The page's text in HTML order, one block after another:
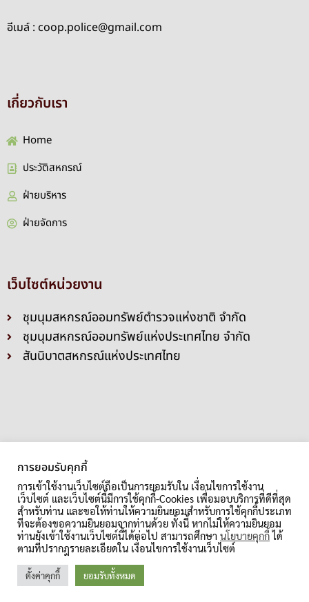
อีเมล์ : coop.police@gmail.com
เกี่ยวกับเรา
Home
ประวัติสหกรณ์
ฝ่ายบริหาร
ฝ่ายจัดการ
เว็บไซต์หน่วยงาน
ชุมนุมสหกรณ์ออมทรัพย์ตำรวจแห่งชาติ จำกัด
ชุมนุมสหกรณ์ออมทรัพย์แห่งประเทศไทย จำกัด
สันนิบาตสหกรณ์แห่งประเทศไทย
©2020 All Rights Reserved. สหกรณ์ออมทรัพย์ตำรวจแห่งชาติ จำกัด
การยอมรับคุกกี้
การเข้าใช้งานเว็บไซต์ถือเป็นการยอมรับใน เงื่อนไขการใช้งาน
เว็บไซต์ และเว็บไซต์นี้มีการใช้คุกกี้-Cookies เพื่อมอบบริการที่ดีที่สุด
สำหรับท่าน และขอให้ท่านให้ความยินยอมสำหรับการใช้คุกกี้ประเภท
ที่จะต้องขอความยินยอมจากท่านด้วย ทั้งนี้ หากไม่ให้ความยินยอม
ท่านยังเข้าใช้งานเว็บไซต์นี้ได้ต่อไป สามารถศึกษา นโยบายคุกกี้ได้
ตามที่ปรากฎรายละเอียดใน เงื่อนไขการใช้งานเว็บไซต์
ตั้งค่าคุกกี้ ยอมรับทั้งหมด